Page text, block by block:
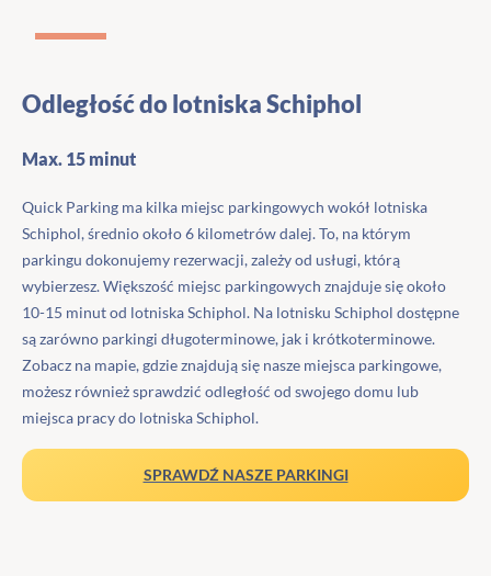
Odległość do lotniska Schiphol
Max. 15 minut
Quick Parking ma kilka miejsc parkingowych wokół lotniska
Schiphol, średnio około 6 kilometrów dalej. To, na którym
parkingu dokonujemy rezerwacji, zależy od usługi, którą
wybierzesz. Większość miejsc parkingowych znajduje się około
10-15 minut od lotniska Schiphol. Na lotnisku Schiphol dostępne
są zarówno parkingi długoterminowe, jak i krótkoterminowe.
Zobacz na mapie, gdzie znajdują się nasze miejsca parkingowe,
możesz również sprawdzić odległość od swojego domu lub
miejsca pracy do lotniska Schiphol.
SPRAWDŹ NASZE PARKINGI